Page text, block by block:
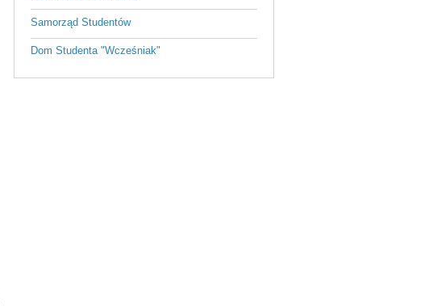
Samorząd Studentów
Dom Studenta "Wcześniak"